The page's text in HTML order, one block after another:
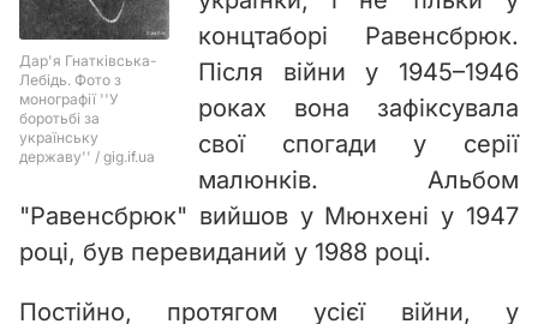
концтаборі Равенсбрюк.
Після війни у 1945–1946
роках вона зафіксувала
свої спогади у серії
малюнків. Альбом
"Равенсбрюк" вийшов у Мюнхені у 1947
році, був перевиданий у 1988 році.
Постійно, протягом усієї війни, у